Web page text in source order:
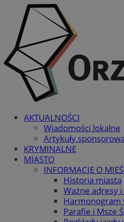
AKTUALNOŚCI
Wiadomości lokalne
Artykuły
KRYMINALNE
MIASTO
INFORMACJE O
Historia miasta
Ważne adresy
Harmonogram
Parafie i Msze